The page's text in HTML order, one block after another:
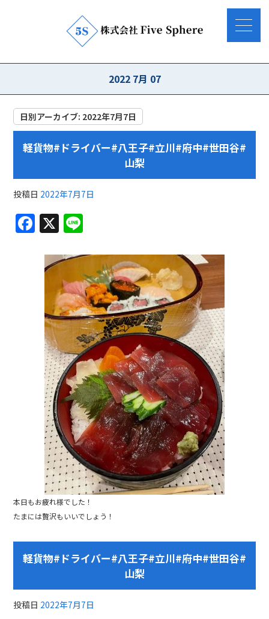
2022 7月 07
日別アーカイブ: 2022年7月7日
軽貨物#ドライバー#八王子#立川#府中#世田谷#
山梨
投稿日 2022年7月7日
F
c
e
o
o
k
X
e
本日もお疲れ様でした！
たまには贅沢もいいでしょう！
軽貨物#ドライバー#八王子#立川#府中#世田谷#
山梨
投稿日 2022年7月7日